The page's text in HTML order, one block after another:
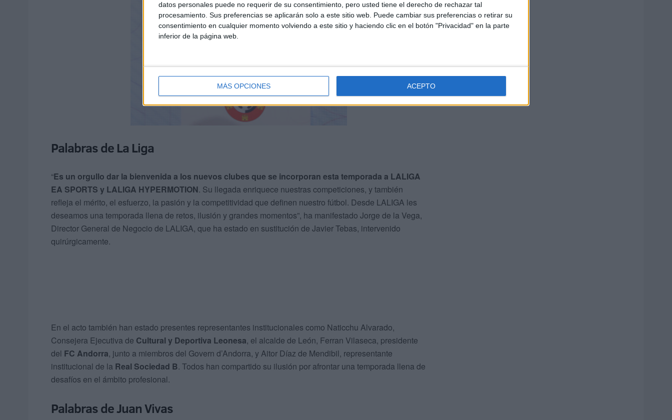
datos personales puede no requerir de su consentimiento, pero usted tiene el derecho de rechazar tal
procesamiento. Sus preferencias se aplicarán solo a este sitio web. Puede cambiar sus preferencias o retirar su
consentimiento en cualquier momento volviendo a este sitio y haciendo clic en el botón "Privacidad" en la parte
inferior de la página web.
MÁS OPCIONES ACEPTO
Palabras de La Liga
“Es un orgullo dar la bienvenida a los nuevos clubes que se incorporan esta temporada a LALIGA
EA SPORTS y LALIGA HYPERMOTION. Su llegada enriquece nuestras competiciones, y también
refleja el mérito, el esfuerzo, la pasión y la competitividad que definen nuestro fútbol. Desde LALIGA les
deseamos una temporada llena de retos, ilusión y grandes momentos”, ha manifestado Jorge de la Vega,
Director General de Negocio de LALIGA, que ha estado en sustitución de Javier Tebas, intervenido
quirúrgicamente.
En el acto también han estado presentes representantes institucionales como Naticchu Alvarado,
Consejera Ejecutiva de Cultural y Deportiva Leonesa, el alcalde de León, Ferran Vilaseca, presidente
del FC Andorra, junto a miembros del Govern d’Andorra, y Aitor Díaz de Mendibil, representante
institucional de la Real Sociedad B. Todos han compartido su ilusión por afrontar una temporada llena de
desafíos en el ámbito profesional.
Palabras de Juan Vivas